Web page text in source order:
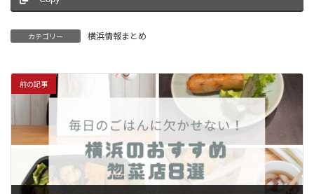
カテゴリー 横浜情報まとめ
前の記事